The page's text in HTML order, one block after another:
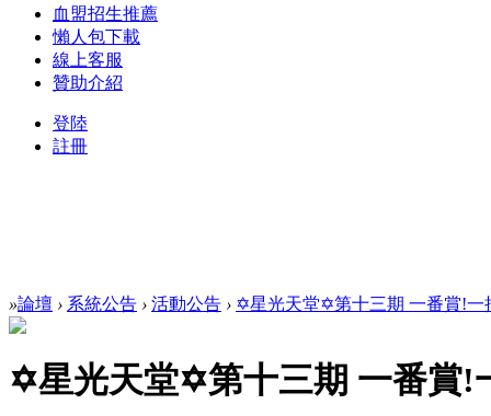
血盟招生推薦
懶人包下載
線上客服
贊助介紹
登陸
註冊
»論壇 › 系統公告 › 活動公告 › ✡星光天堂✡第十三期 一番賞!一
✡星光天堂✡第十三期 一番賞!